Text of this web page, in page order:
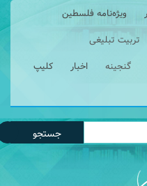
ویژه‌نامه فلسطین
تربیت تبلیغی
گنجینه اخبار
کلیپ
جستجو